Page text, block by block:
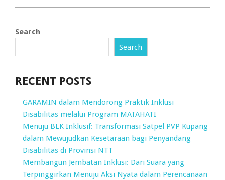
Search
Search
RECENT POSTS
GARAMIN dalam Mendorong Praktik Inklusi
Disabilitas melalui Program MATAHATI
Menuju BLK Inklusif: Transformasi Satpel PVP Kupang
dalam Mewujudkan Kesetaraan bagi Penyandang
Disabilitas di Provinsi NTT
Membangun Jembatan Inklusi: Dari Suara yang
Terpinggirkan Menuju Aksi Nyata dalam Perencanaan